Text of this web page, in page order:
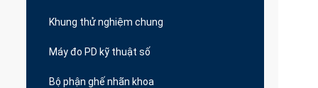
Khung thử nghiệm chung
Máy đo PD kỹ thuật số
Bộ phận ghế nhãn khoa